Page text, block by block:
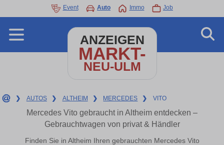
Event Auto Immo Job
ANZEIGEN
MARKT-
NEU-ULM
❯ AUTOS ❯ ALTHEIM ❯ MERCEDES ❯ VITO
Mercedes Vito gebraucht in Altheim entdecken –
Gebrauchtwagen von privat & Händler
Finden Sie in Altheim Ihren gebrauchten Mercedes Vito